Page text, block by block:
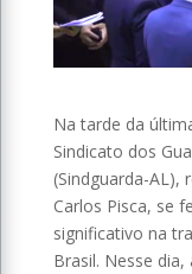
Na tarde da
Sindicato dos
(Sindguarda-AL),
Carlos Pisca, se
significativo na
Brasil. Nesse